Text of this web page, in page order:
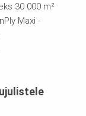
30 000 m²
Maxi -